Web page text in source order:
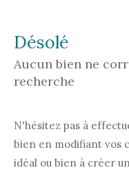
Désolé
Aucun bien ne
recherche
N'hésitez pas à
bien en modifiant vos
idéal ou bien à créer
Sélectionner
Budget
Pièces
1 2 3